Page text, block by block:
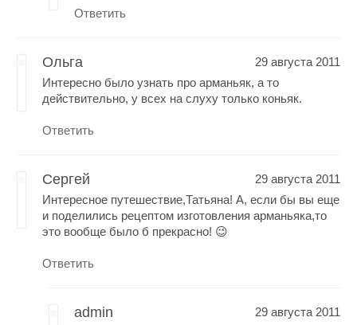
Ответить
Ольга
29 августа 2011
Интересно было узнать про арманьяк, а то
действительно, у всех на слуху только коньяк.
Ответить
Сергей
29 августа 2011
Интересное путешествие,Татьяна! А, если бы вы еще
и поделились рецептом изготовления арманьяка,то
это вообще было б прекрасно! 😉
Ответить
admin
29 августа 2011